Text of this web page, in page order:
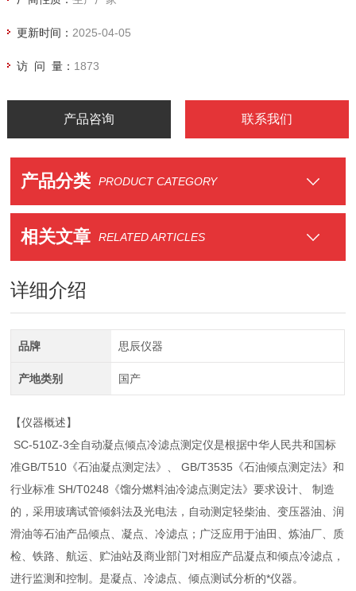
更新时间： 2025-04-05
访 问 量： 1873
产品咨询 联系我们
产品分类 PRODUCT CATEGORY
相关文章 RELATED ARTICLES
详细介绍
品牌 思辰仪器
产地类别 国产
【仪器概述】
SC-510Z-3全自动凝点倾点冷滤点测定仪是根据中华人民共和国标
准GB/T510《石油凝点测定法》、 GB/T3535《石油倾点测定法》和
行业标准 SH/T0248《馏分燃料油冷滤点测定法》要求设计、 制造
的，采用玻璃试管倾斜法及光电法，自动测定轻柴油、变压器油、润
滑油等石油产品倾点、凝点、冷滤点；广泛应用于油田、炼油厂、质
检、铁路、航运、贮油站及商业部门对相应产品凝点和倾点冷滤点，
进行监测和控制。是凝点、冷滤点、倾点测试分析的*仪器。